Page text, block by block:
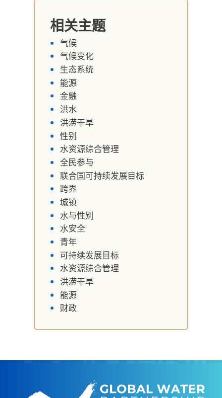
相关主题
气候
气候变化
生态系统
能源
金融
洪水
洪涝干旱
性别
水资源综合管理
全民参与
联合国可持续发展目标
跨界
城镇
水与性别
水安全
青年
可持续发展目标
水资源综合管理
洪涝干旱
能源
财政